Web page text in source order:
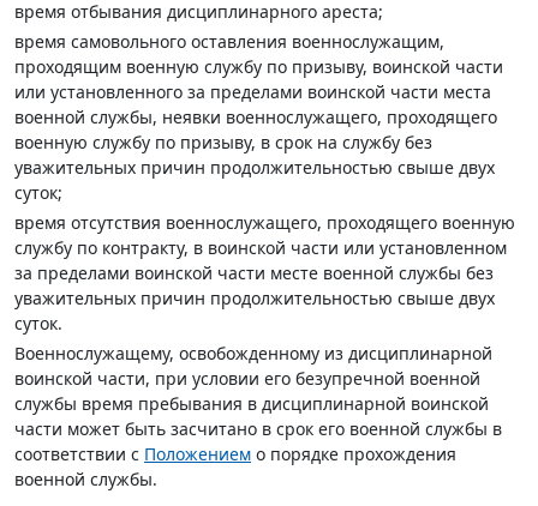
время отбывания дисциплинарного ареста;
время самовольного оставления военнослужащим,
проходящим военную службу по призыву, воинской части
или установленного за пределами воинской части места
военной службы, неявки военнослужащего, проходящего
военную службу по призыву, в срок на службу без
уважительных причин продолжительностью свыше двух
суток;
время отсутствия военнослужащего, проходящего военную
службу по контракту, в воинской части или установленном
за пределами воинской части месте военной службы без
уважительных причин продолжительностью свыше двух
суток.
Военнослужащему, освобожденному из дисциплинарной
воинской части, при условии его безупречной военной
службы время пребывания в дисциплинарной воинской
части может быть засчитано в срок его военной службы в
соответствии с Положением о порядке прохождения
военной службы.